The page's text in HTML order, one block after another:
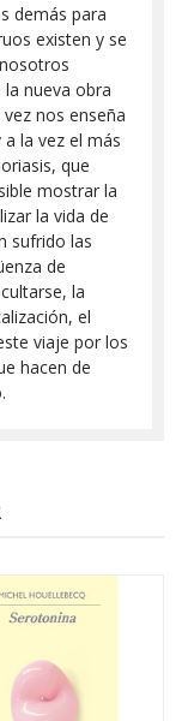
demás para
existen y se
nueva obra
nos enseña
la vez el más
que
mostrar la
la vida de
sufrido las
de
la
el
viaje por los
hacen de